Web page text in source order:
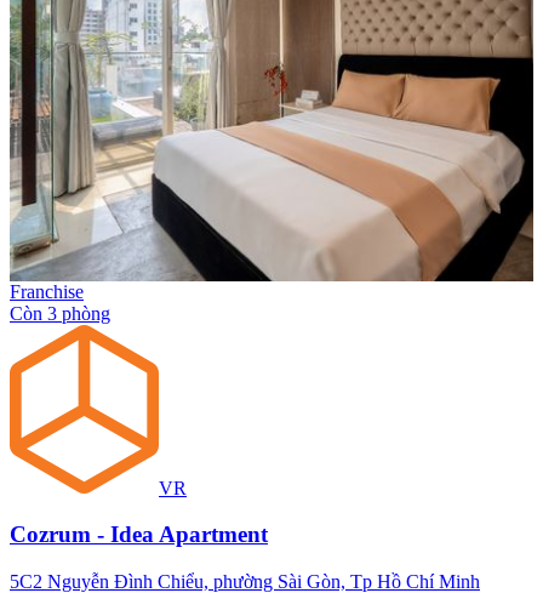
Franchise
Còn 3 phòng
VR
Cozrum - Idea Apartment
5C2 Nguyễn Đình Chiểu, phường Sài Gòn, Tp Hồ Chí Minh